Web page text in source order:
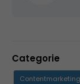
Categorie